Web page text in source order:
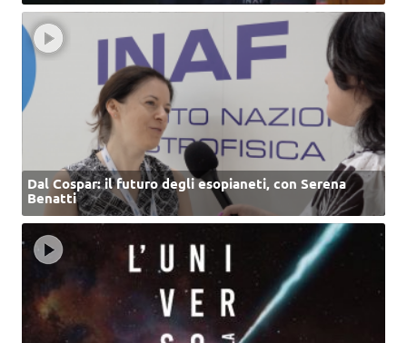
Dal Cospar: il futuro degli esopianeti, con Serena
Benatti